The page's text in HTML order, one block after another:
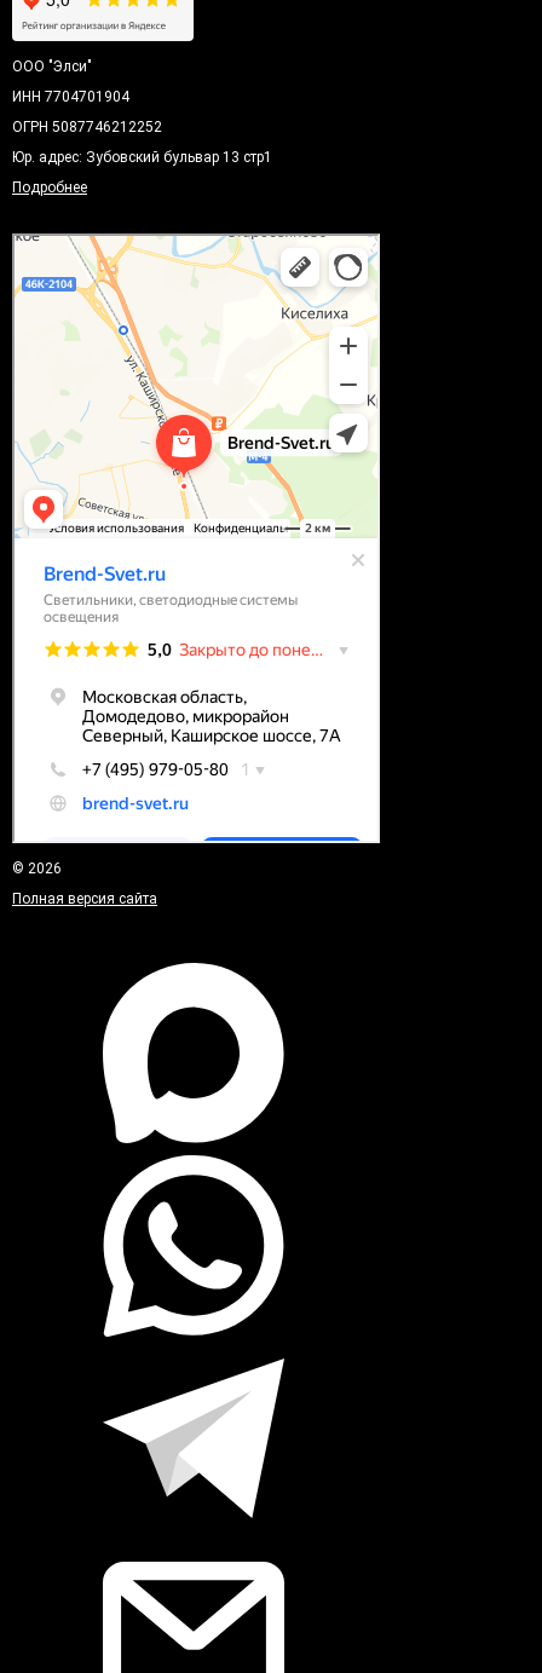
ООО "Элси"
ИНН 7704701904
ОГРН 5087746212252
Юр. адрес: Зубовский бульвар 13 стр1
Подробнее
© 2026
Полная версия сайта